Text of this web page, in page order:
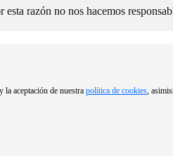
razón no nos hacemos
la aceptación de nuestra política de cookies,